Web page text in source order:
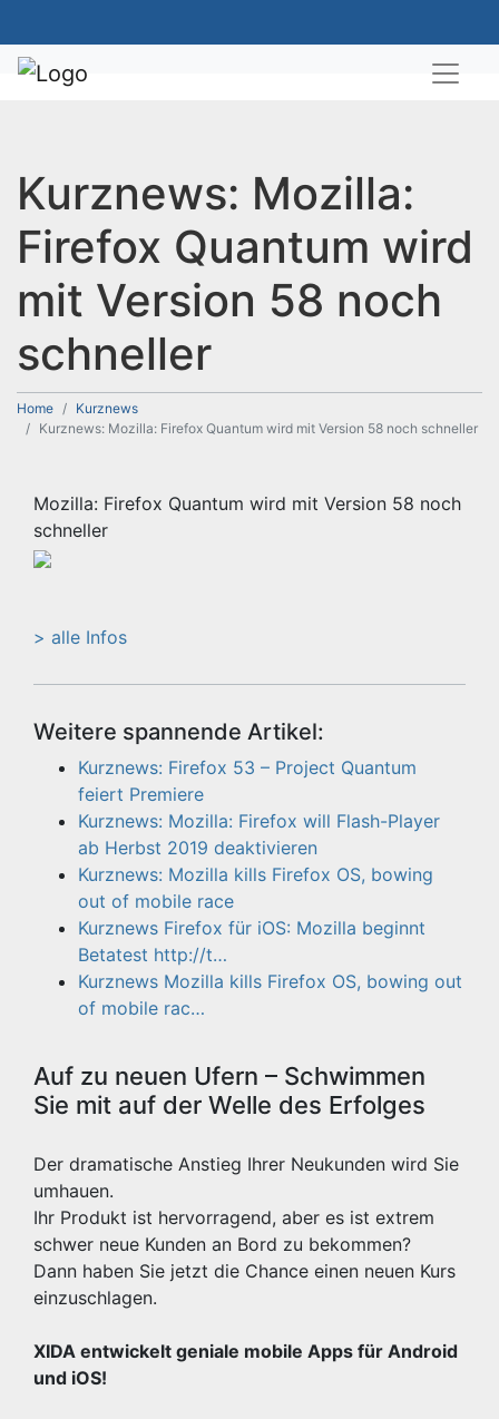
Kurznews: Mozilla:
Firefox Quantum wird
mit Version 58 noch
schneller
Home
Kurznews
Kurznews: Mozilla: Firefox Quantum wird mit Version 58 noch schneller
Mozilla: Firefox Quantum wird mit Version 58 noch
schneller
> alle Infos
Weitere spannende Artikel:
Kurznews: Firefox 53 – Project Quantum
feiert Premiere
Kurznews: Mozilla: Firefox will Flash-Player
ab Herbst 2019 deaktivieren
Kurznews: Mozilla kills Firefox OS, bowing
out of mobile race
Kurznews Firefox für iOS: Mozilla beginnt
Betatest http://t…
Kurznews Mozilla kills Firefox OS, bowing out
of mobile rac…
Auf zu neuen Ufern – Schwimmen
Sie mit auf der Welle des Erfolges
Der dramatische Anstieg Ihrer Neukunden wird Sie
umhauen.
Ihr Produkt ist hervorragend, aber es ist extrem
schwer neue Kunden an Bord zu bekommen?
Dann haben Sie jetzt die Chance einen neuen Kurs
einzuschlagen.
XIDA entwickelt geniale mobile Apps für Android
und iOS!